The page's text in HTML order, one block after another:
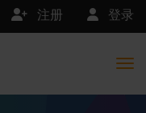
登录
注册